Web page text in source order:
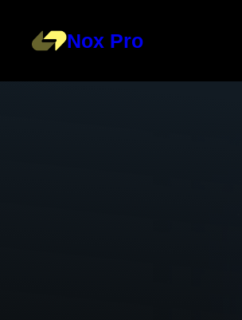
Nox Pro